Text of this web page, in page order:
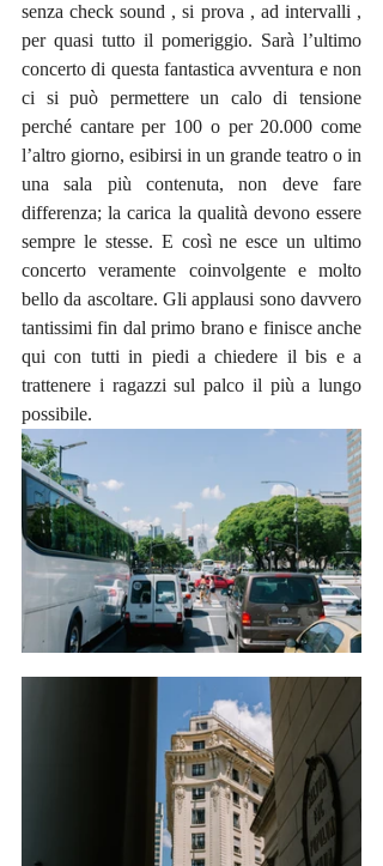
senza check sound , si prova , ad intervalli ,
per quasi tutto il pomeriggio. Sarà l’ultimo
concerto di questa fantastica avventura e non
ci si può permettere un calo di tensione
perché cantare per 100 o per 20.000 come
l’altro giorno, esibirsi in un grande teatro o in
una sala più contenuta, non deve fare
differenza; la carica la qualità devono essere
sempre le stesse. E così ne esce un ultimo
concerto veramente coinvolgente e molto
bello da ascoltare. Gli applausi sono davvero
tantissimi fin dal primo brano e finisce anche
qui con tutti in piedi a chiedere il bis e a
trattenere i ragazzi sul palco il più a lungo
possibile.